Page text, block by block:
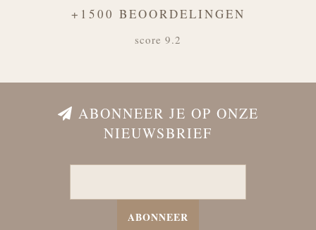
+1500 BEOORDELINGEN
score 9.2
ABONNEER JE OP ONZE
NIEUWSBRIEF
ABONNEER